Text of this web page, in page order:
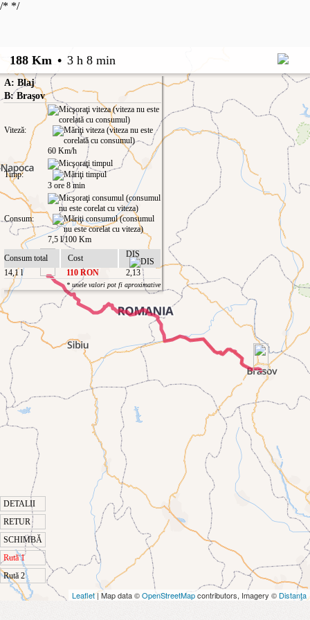
/* */
188 Km • 3 h 8 min
DETALII
RETUR
SCHIMBĂ
Rută 1
Rută 2
A: Blaj
B: Braşov
Viteză:
60 Km/h
Timp:
3 ore 8 min
Consum:
7,5 l/100 Km
Consum total
Cost
DIS
14,1 l
110 RON 2,13
* unele valori pot fi aproximative